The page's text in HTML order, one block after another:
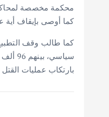
محكمة مخصصة
كما أوصى بإيقاف أية
بارتكاب عمليات